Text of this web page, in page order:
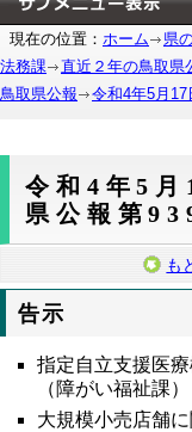
現在の位置： ホーム 県
法務課
直近２年の鳥取県
鳥取県公報
令和4年5月
令和4年5月
県公報第
も
告示
指定自立支援医
（障がい福祉課）
大規模小売店舗